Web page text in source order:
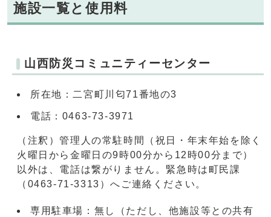
施設一覧と使用料
山西防災コミュニティーセンター
所在地：二宮町川匂71番地の3
電話：0463-73-3971
（注釈）管理人の常駐時間（祝日・年末年始を除く
火曜日から金曜日の9時00分から12時00分まで）
以外は、電話は繋がりません。緊急時は町民課
（0463-71-3313）へご連絡ください。
専用駐車場：無し（ただし、他施設等との共有